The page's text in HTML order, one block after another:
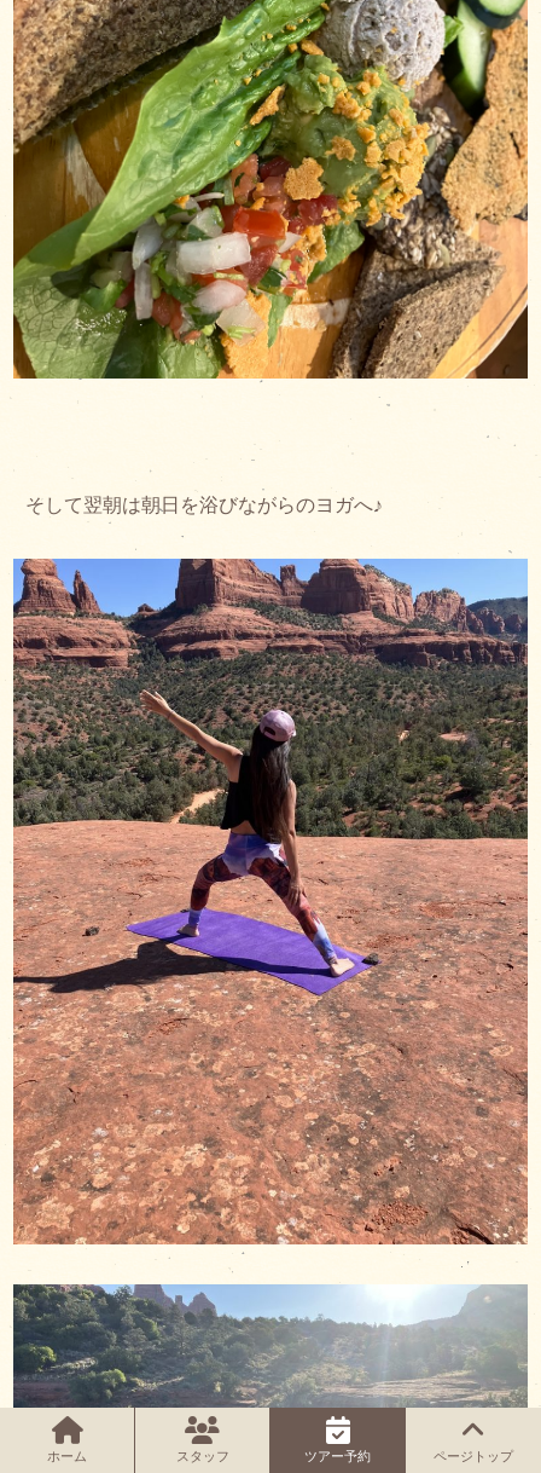
そして翌朝は朝日を浴びながらのヨガへ♪
ホーム スタッフ ツアー予約 ページトップ